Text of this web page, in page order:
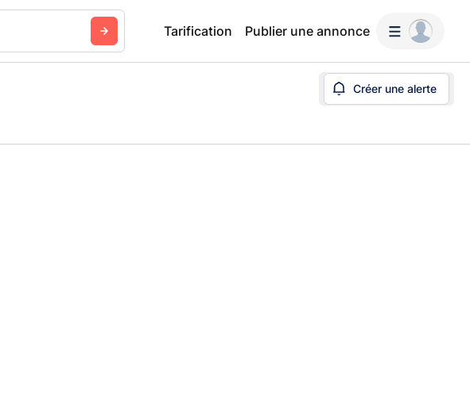
Tarification Publier une annonce
Créer une alerte